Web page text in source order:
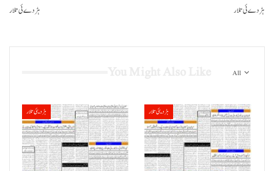
ہڑدے ئی تلار ہڑدے ئی تلار
All
ہڑدیئی تلار ہڑدیئی تلار